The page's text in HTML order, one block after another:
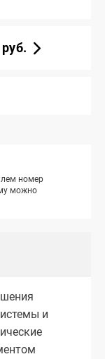
номер
можно
и